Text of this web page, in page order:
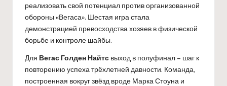
реализовать свой потенциал против организованной
обороны «Вегаса». Шестая игра стала
демонстрацией превосходства хозяев в физической
борьбе и контроле шайбы.
Для Вегас Голден Найтс выход в полуфинал – шаг к
повторению успеха трёхлетней давности. Команда,
построенная вокруг звёзд вроде Марка Стоуна и